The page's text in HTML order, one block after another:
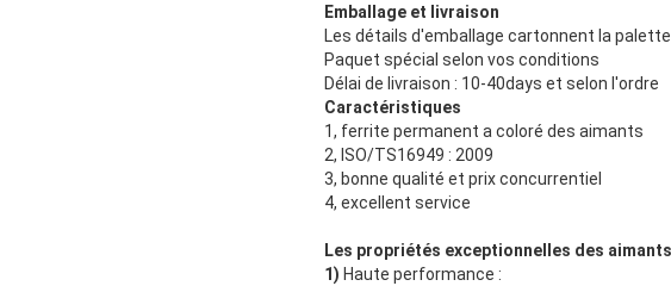
Emballage et livraison
Les détails d'emballage cartonnent la
Paquet spécial selon vos conditions
Délai de livraison : 10-40days et selon l'ordre
Caractéristiques
1, ferrite permanent a coloré des aimants
2, ISO/TS16949 : 2009
3, bonne qualité et prix concurrentiel
4, excellent service
Les propriétés exceptionnelles des
1) Haute performance :